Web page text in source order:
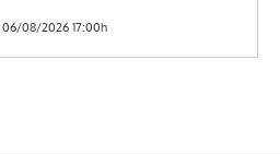
06/08/2026 17:00h